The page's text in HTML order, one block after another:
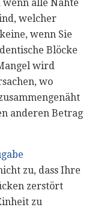
wenn alle Nähte
welcher
wenn Sie
Blöcke
wird
wo
anderen Betrag
zu, dass Ihre
zerstört
zu